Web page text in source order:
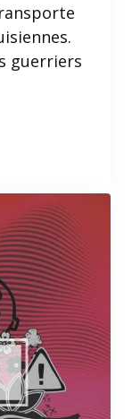
guerriers